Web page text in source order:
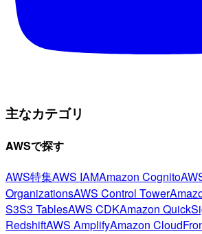
主なカテゴリ
AWSで探す
AWS特集AWS IAMAmazon Cognito
OrganizationsAWS Control Tower
S3S3 TablesAWS CDKAmazon
RedshiftAWS AmplifyAmazon